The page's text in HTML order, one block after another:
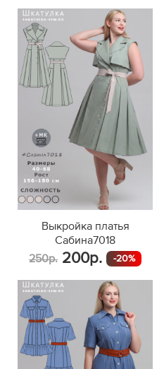
Выкройка платья
Сабина7018
250р. 200р. -20%